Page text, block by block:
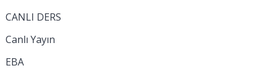
CANLI DERS
Canlı Yayın
EBA